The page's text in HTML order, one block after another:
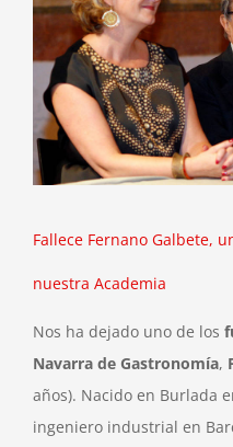
grande
Fallece Fernano Galbete,
nuestra Academia
Nos ha dejado uno de los
Navarra de Gastronomía,
años). Nacido en Burlada
ingeniero industrial en